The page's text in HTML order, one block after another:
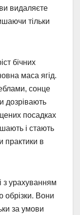
видаляєте
тільки
бічних
маса ягід.
сонце
дозрівають
посадках
і стають
практики в
з урахуванням
обрізки. Вони
за умови